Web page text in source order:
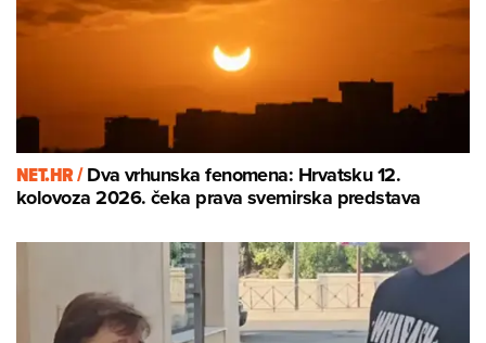
NET.HR /Dva vrhunska fenomena: Hrvatsku 12.
kolovoza 2026. čeka prava svemirska predstava